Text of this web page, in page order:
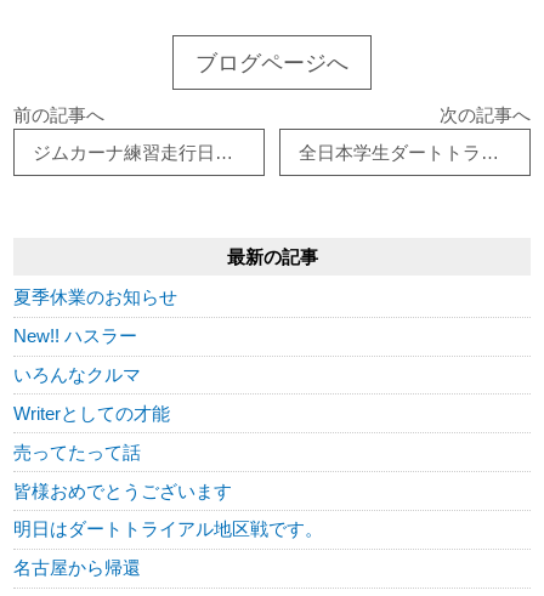
ブログページへ
前の記事へ
ジムカーナ練習走行日について
次の記事へ
全日本学生ダートトライアル選手権
最新の記事
夏季休業のお知らせ
New!! ハスラー
いろんなクルマ
Writerとしての才能
売ってたって話
皆様おめでとうございます
明日はダートトライアル地区戦です。
名古屋から帰還